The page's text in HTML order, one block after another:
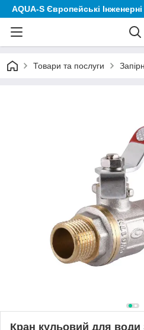
AQUA-S Європейські
Товари та послуги
Кран кульовий для води